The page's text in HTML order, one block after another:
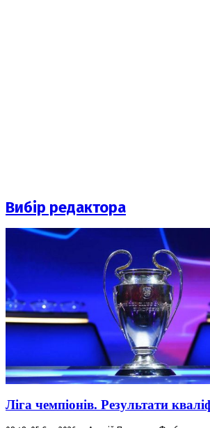
Вибір редактора
Ліга чемпіонів. Результати